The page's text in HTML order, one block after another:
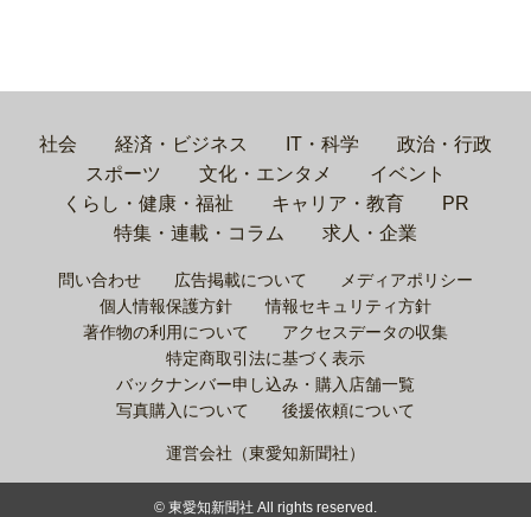
社会 経済・ビジネス IT・科学
政治・行政
スポーツ
文化・エンタメ
イベント
くらし・健康・福祉
キャリア・教育
PR
特集・連載・コラム
求人・企業
問い合わせ 広告掲載について
メディアポリシー
個人情報保護方針
情報セキュリティ方針
著作物の利用について
アクセスデータの収集
特定商取引法に基づく表示
バックナンバー申し込み・購入店舗一覧
写真購入について
後援依頼について
運営会社（東愛知新聞社）
© 東愛知新聞社 All rights reserved.